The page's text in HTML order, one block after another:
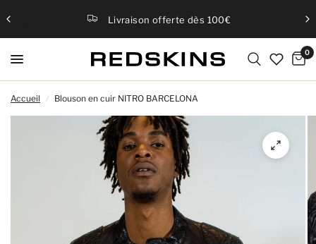
Livraison offerte dès 100€
0
Accueil / Blouson en cuir NITRO BARCELONA